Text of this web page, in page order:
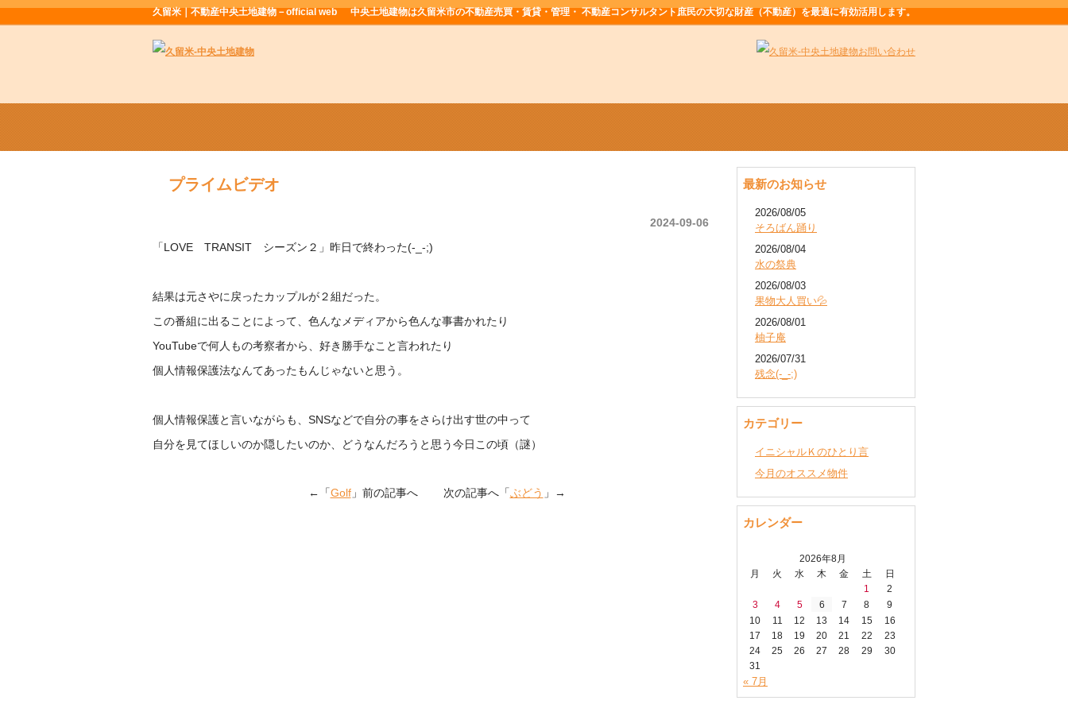
久留米｜不動産中央土地建物－official web 中央土地建物は久留米市の不動産売買・賃貸・管理・ 不動産コンサルタント庶民の大切な財産（不動産）を最適に有効活用します。
プライムビデオ
2024-09-06
「LOVE TRANSIT シーズン２」昨日で終わった(-_-;)
結果は元さやに戻ったカップルが２組だった。
この番組に出ることによって、色んなメディアから色んな事書かれたり
YouTubeで何人もの考察者から、好き勝手なこと言われたり
個人情報保護法なんてあったもんじゃないと思う。
個人情報保護と言いながらも、SNSなどで自分の事をさらけ出す世の中って
自分を見てほしいのか隠したいのか、どうなんだろうと思う今日この頃（謎）
←「Golf」前の記事へ 次の記事へ「ぶどう 」→
最新のお知らせ
2026/08/05
そろばん踊り
2026/08/04
水の祭典
2026/08/03
果物大人買い💦
2026/08/01
柚子庵
2026/07/31
残念(-_-;)
カテゴリー
イニシャルＫのひとり言
今月のオススメ物件
カレンダー
2026年8月
月
火 水 木 金 土
日
1
2
3
4 5 6 7 8
9
10
11 12 13 14 15
16
17
18 19 20 21 22
23
24
25 26 27 28 29
30
31
« 7月